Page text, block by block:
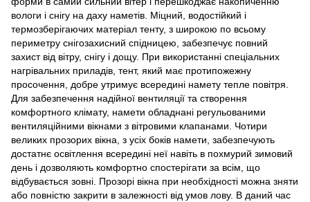
вологи і снігу на даху наметів. Міцний, водостійкий і
термозберігаючих матеріал тенту, з широкою по всьому
периметру снігозахисний спідницею, забезпечує повний
захист від вітру, снігу і дощу. При використанні спеціальних
нагрівальних приладів, тент, який має протипожежну
просочення, добре утримує всередині намету тепле повітря.
Для забезпечення надійної вентиляції та створення
комфортного клімату, намети обладнані регульованими
вентиляційними вікнами з вітровими клапанами. Чотири
великих прозорих вікна, з усіх боків намети, забезпечують
достатнє освітлення всередині неї навіть в похмурий зимовий
день і дозволяють комфортно спостерігати за всім, що
відбувається зовні. Прозорі вікна при необхідності можна зняти
або повністю закрити в залежності від умов лову. В даний час